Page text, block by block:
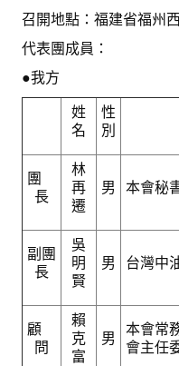
學會組織與架構
架構圖
理監事會
現任學會職員錄
重要章則
論文評選辦法
學生獎勵金申請辦法
盧善棟獎學金評選辦法
鑛冶期刊徵稿
鑛冶論文獎初選作業細則
召開地點：福建省福州
代表團成員：
●我方
姓
名
性
別
團
長
林
再
遷
男 本會秘
副團
長
吳
明
賢
男 台灣中
顧
問
賴
克
富
男
本會常
會主任